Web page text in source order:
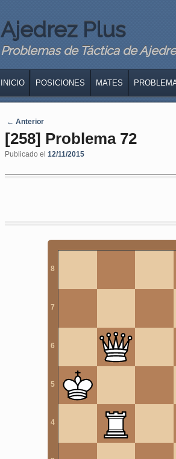
Ajedrez Plus
Problemas de Táctica de
SKIP TO PRIMARY CONTENT
SKIP TO SECONDARY CONTENT
INICIO POSICIONES MATES
Navegaci�n de entradas
← Anterior
[258] Problema 72
Publicado el 12/11/2015
8
7
6
5
4